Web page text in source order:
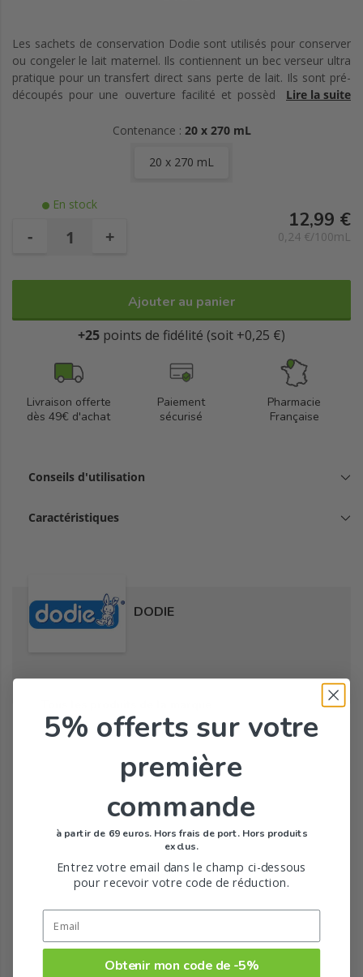
Les sachets de conservation Dodie sont utilisés pour conserver
ou congeler le lait maternel. Ils contiennent un bec verseur ultra
pratique pour un transfert direct sans perte de lait. Ils sont pré-
découpés pour une ouverture facilité et possèdent un zip de
Lire la suite
Contenance : 20 x 270 mL
20 x 270 mL
En stock
- +
12,99 €
0,24 €/100mL
Ajouter au panier
+25 points de fidélité (soit +0,25 €)
Livraison offerte
dès 49€ d'achat
Paiement
sécurisé
Pharmacie
Française
Conseils d'utilisation
Caractéristiques
DODIE
5% offerts sur votre
première
commande
à partir de 69 euros. Hors frais de port. Hors produits
exclus.
Entrez votre email dans le champ ci-dessous
pour recevoir votre code de réduction.
Obtenir mon code de -5%